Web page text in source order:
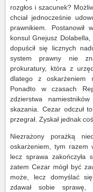
rozgłos i szacunek?
chciał jednocześnie
prawnikiem. Postanowił
konsul Gnejusz
dopuścił się licznych
system prawny nie
prokuratury, która z
dlatego z oskarżeniem
Ponadto w czasach
zdzierstwa
skazania. Cezar odczuł
przegrał. Zyskał jednak
Niezrażony porażką
oskarżeniem, tym razem
lecz sprawa
zatem Cezar mógł być
może, lecz domyślać
zdawał sobie sprawę,